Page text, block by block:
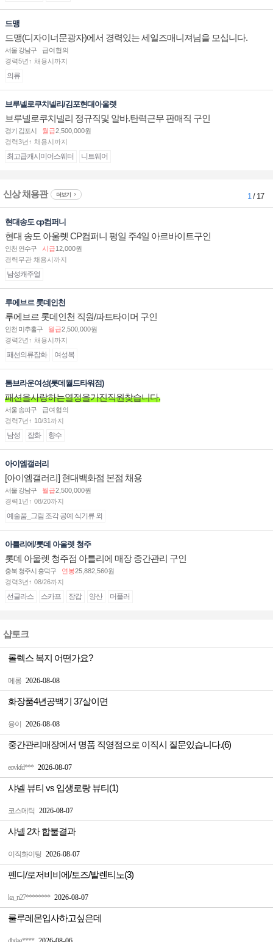
드맹
드맹(디자이너문광자)에서 경력있는 세일즈매니져님을 모십니다.
서울 강남구
급여협의
경력5년↑ 채용시까지
의류
브루넬로쿠치넬리/김포현대아울렛
브루넬로쿠치넬리 정규직및 알바.탄력근무 판매직 구인
경기 김포시 월급2,500,000원
경력3년↑ 채용시까지
최고급캐시미어스웨터 니트웨어
신상 채용관 더보기 1/ 17
현대송도 cp컴퍼니
현대 송도 아울렛 CP컴퍼니 평일 주4일 아르바이트구인
인천 연수구 시급12,000원
경력무관 채용시까지
남성캐주얼
루에브르 롯데인천
루에브르 롯데인천 직원/파트타이머 구인
인천 미추홀구 월급2,500,000원
경력2년↑ 채용시까지
패션의류잡화 여성복
톰브라운여성(롯데월드타워점)
패션을사랑하는열정을가진직원찾습니다.
서울 송파구
급여협의
경력7년↑ 10/31까지
남성 잡화 향수
아이엠갤러리
[아이엠갤러리] 현대백화점 본점 채용
서울 강남구 월급2,500,000원
경력1년↑ 08/20까지
예술품_그림 조각 공예 식기류 외
아틀리에/롯데 아울렛 청주
롯데 아울렛 청주점 아틀리에 매장 중간관리 구인
충북 청주시 흥덕구 연봉25,882,560원
경력3년↑ 08/26까지
선글라스 스카프 장갑 양산 머플러
샵토크
메롱 2026-08-08
롤렉스 복지 어떤가요?
융이 2026-08-08
화장품4년공백기 37살이면
eovkfd*** 2026-08-07
중간관리매장에서 명품 직영점으로 이직시 질문있습니다.(6)
코스메틱 2026-08-07
샤넬 뷰티 vs 입생로랑 뷰티(1)
이직화이팅 2026-08-07
샤넬 2차 합불결과
ka_n27******** 2026-08-07
펜디/로저비비에/토즈/발렌티노(3)
룰루레몬입사하고싶은데